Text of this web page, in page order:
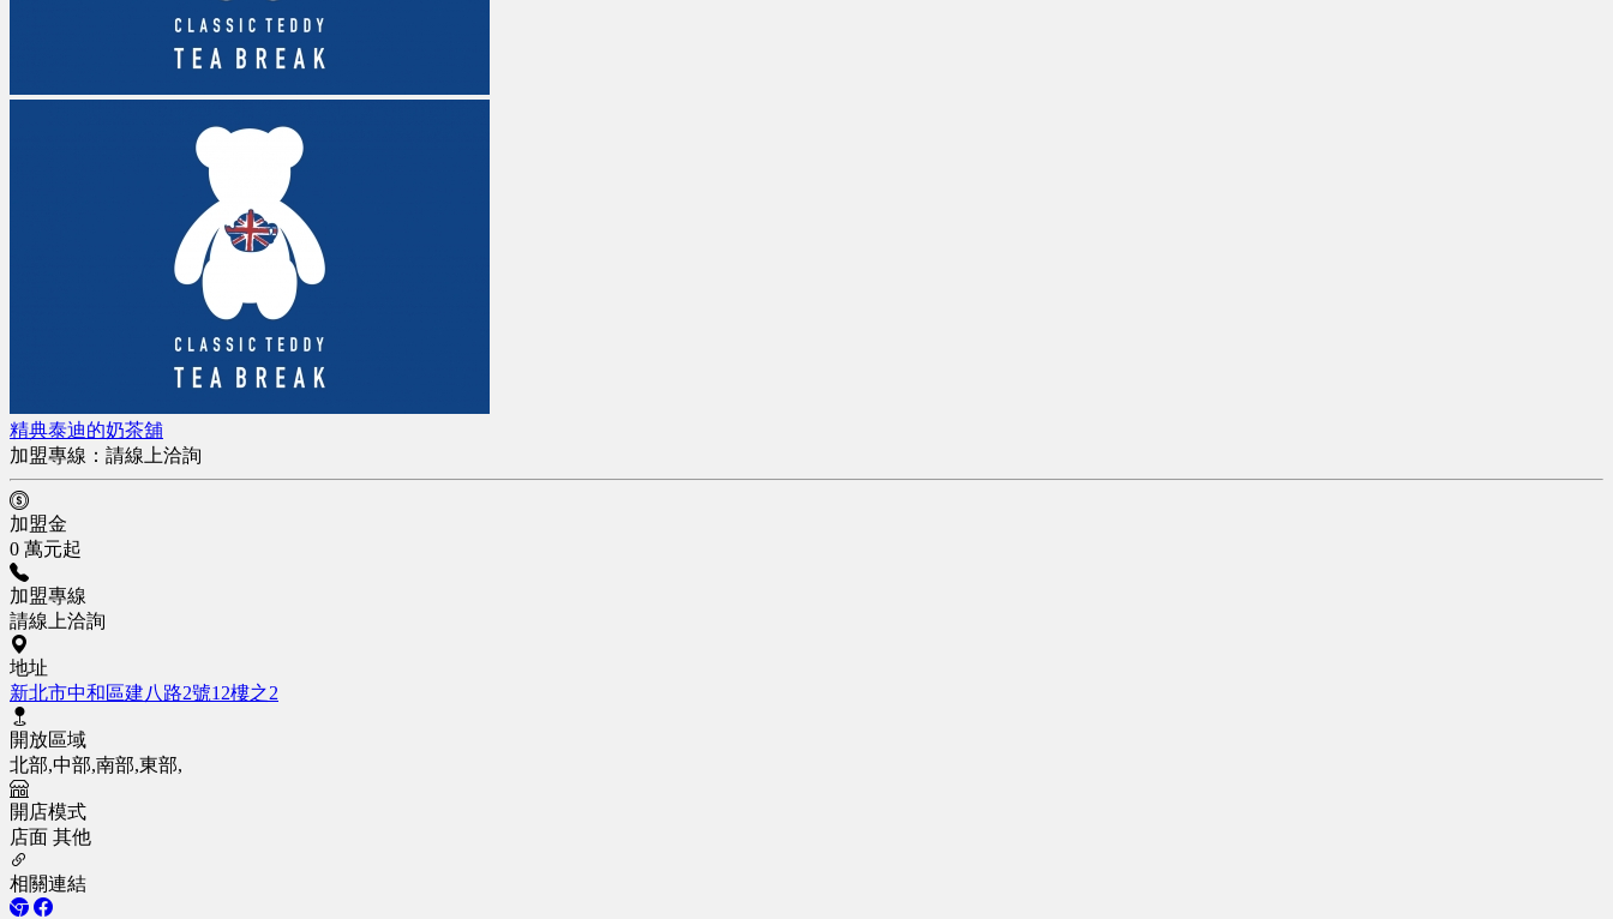
精典泰迪的奶茶舖
加盟專線： 請線上洽詢
加盟金
0 萬元起
加盟專線
請線上洽詢
地址
新北市中和區建八路2號12樓之2
開放區域
北部,中部,南部,東部,
開店模式
店面 其他
相關連結